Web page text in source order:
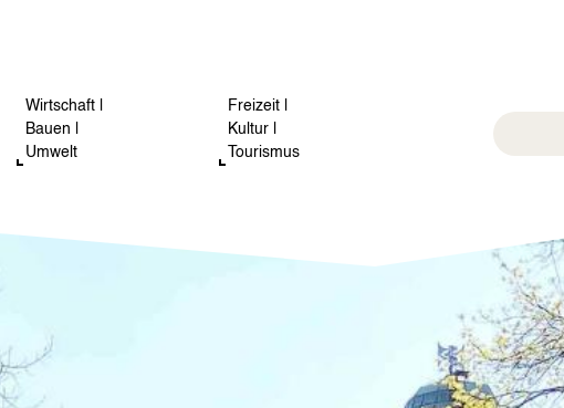
Wirtschaft |
Bauen |
Umwelt
Freizeit |
Kultur |
Tourismus